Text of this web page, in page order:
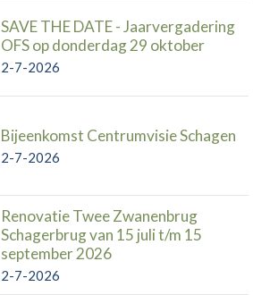
SAVE THE DATE - Jaarvergadering
OFS op donderdag 29 oktober
2-7-2026
Bijeenkomst Centrumvisie Schagen
2-7-2026
Renovatie Twee Zwanenbrug
Schagerbrug van 15 juli t/m 15
september 2026
2-7-2026